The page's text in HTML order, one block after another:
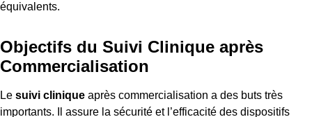
équivalents.
Objectifs du Suivi Clinique après
Commercialisation
Le suivi clinique après commercialisation a des buts très
importants. Il assure la sécurité et l’efficacité des dispositifs